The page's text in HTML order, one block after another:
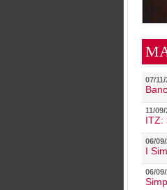
07/
11/
ITZ:
06/
I
06/